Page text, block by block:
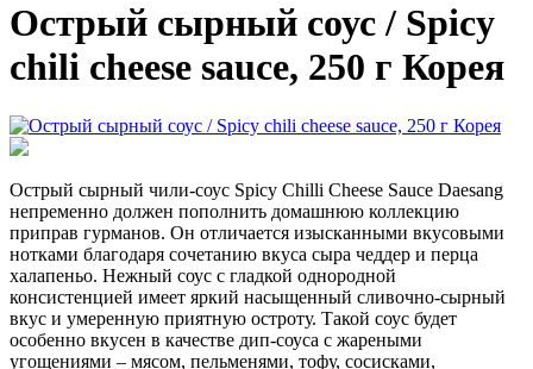
Острый сырный соус / Spicy
chili cheese sauce, 250 г Корея
Острый сырный чили-соус Spicy Chilli Cheese Sauce Daesang
непременно должен пополнить домашнюю коллекцию
приправ гурманов. Он отличается изысканными вкусовыми
нотками благодаря сочетанию вкуса сыра чеддер и перца
халапеньо. Нежный соус с гладкой однородной
консистенцией имеет яркий насыщенный сливочно-сырный
вкус и умеренную приятную остроту. Такой соус будет
особенно вкусен в качестве дип-соуса с жареными
угощениями – мясом, пельменями, тофу, сосисками,